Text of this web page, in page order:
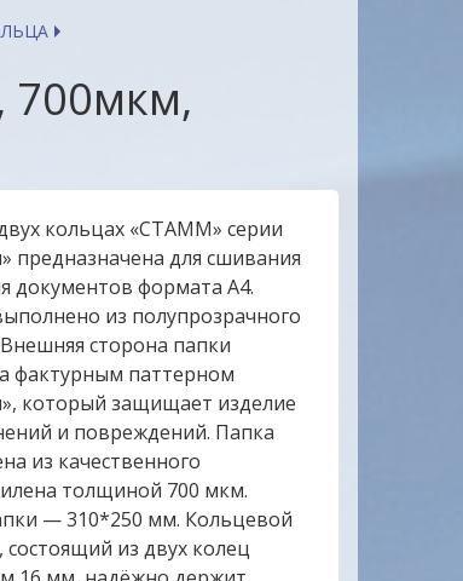
700мкм,
кольцах «СТАММ» серии
предназначена для сшивания
документов формата А4.
из полупрозрачного
сторона папки
фактурным паттерном
который защищает изделие
и повреждений. Папка
из качественного
толщиной 700 мкм.
— 310*250 мм. Кольцевой
состоящий из двух колец